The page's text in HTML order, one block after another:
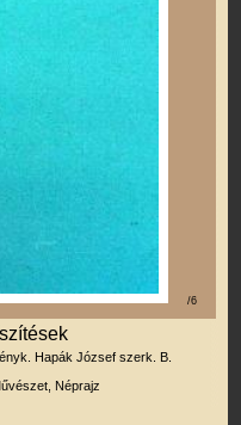
/6
Hapák József szerk. B.
Néprajz